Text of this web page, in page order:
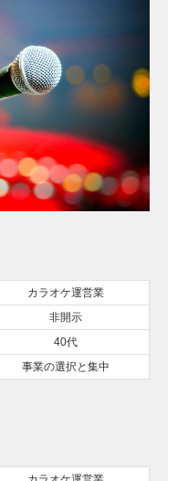
カラオケ運営業
非開示
40代
事業の選択と集中